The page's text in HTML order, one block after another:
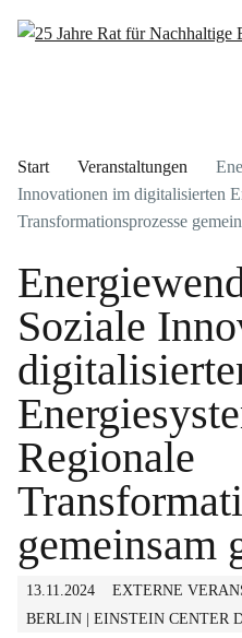
Start Veranstaltungen
Innovationen im digitalisierten
Transformationsprozesse
Soziale
Regionale
gemeinsam
13.11.2024
EXTERNE
BERLIN | EINSTEIN CENTER